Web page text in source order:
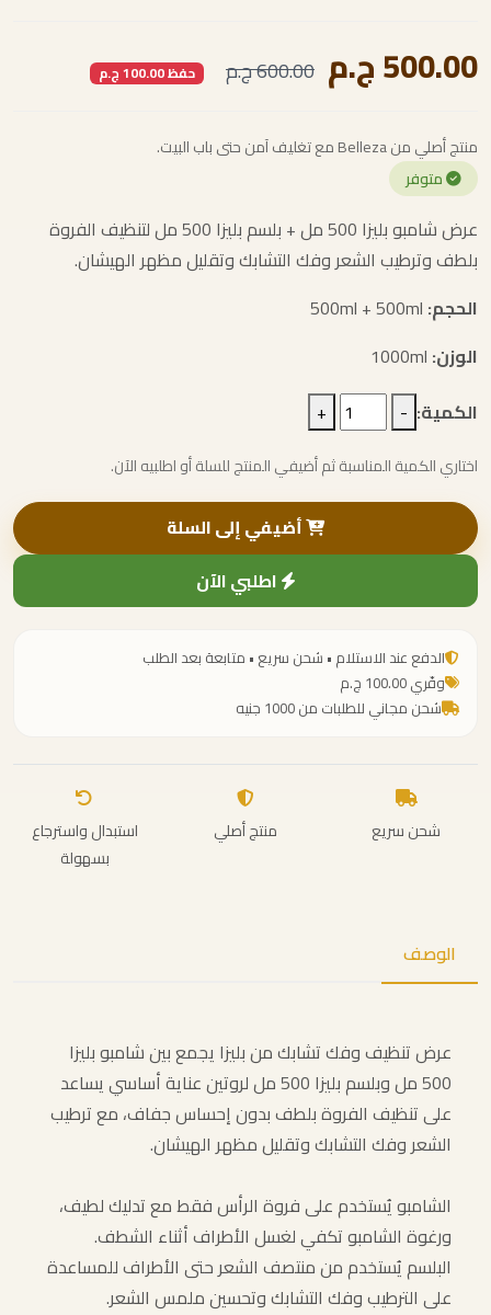
500.00 ج.م 600.00 ج.م حفظ 100.00 ج.م
منتج أصلي من Belleza مع تغليف آمن حتى باب البيت.
متوفر
عرض شامبو بليزا 500 مل + بلسم بليزا 500 مل لتنظيف الفروة
بلطف وترطيب الشعر وفك التشابك وتقليل مظهر الهيشان.
الحجم:
الوزن:
الكمية: -
+
اختاري الكمية المناسبة ثم أضيفي المنتج للسلة أو اطلبيه الآن.
أضيفي إلى السلة
اطلبي الآن
الدفع عند الاستلام • شحن سريع • متابعة بعد الطلب
وفّري 100.00 ج.م
شحن مجاني للطلبات من 1000 جنيه
شحن سريع منتج أصلي
استبدال واسترجاع
بسهولة
الوصف
عرض تنظيف وفك تشابك من بليزا يجمع بين شامبو بليزا
500 مل وبلسم بليزا 500 مل لروتين عناية أساسي يساعد
على تنظيف الفروة بلطف بدون إحساس جفاف، مع ترطيب
الشعر وفك التشابك وتقليل مظهر الهيشان.
الشامبو يُستخدم على فروة الرأس فقط مع تدليك لطيف،
ورغوة الشامبو تكفي لغسل الأطراف أثناء الشطف.
البلسم يُستخدم من منتصف الشعر حتى الأطراف للمساعدة
على الترطيب وفك التشابك وتحسين ملمس الشعر.